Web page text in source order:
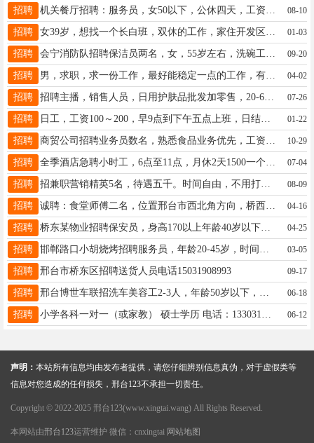
招聘 08-10
招聘 01-03
招聘 09-20
招聘 男，求职，求一份工作，最好能稳定一点的工作，有意请联系，联系电话15131337305 04-02
招聘 招聘主播，销售人员，日用护肤品批发加零售，20-60岁，免费教直播，教带货，学会在家就能做 07-26
招聘 日工，工资100～200，早9点到下午五点上班，日结，18周岁以上，男女不限。13700395169 01-22
招聘 10-29
招聘 07-04
招聘 招兼职营销精英5名，待遇五千。时间自由，不用打卡。有家电和商场服务，保险经验优先。电话:18103392220 08-09
招聘 04-16
招聘 桥东某物业招聘保安员，身高170以上年龄40岁以下，工资4500，每日餐补，每月4-5天公休，17320886378 04-25
招聘 03-05
招聘 邢台市桥东区招聘送货人员电话15031908993 09-17
招聘 06-18
招聘 06-12
声明： 本站所有信息均由发布者提供，请您仔细辨别信息真伪，对于虚假类等
信息对您造成的任何损失，邢台123不承担一切责任。
Copyright © 2022-2025 邢台123(www.xingtai.wang) All Rights Reserved.
本网站由邢台123运营维护 微信：cnxingtai 网站地图